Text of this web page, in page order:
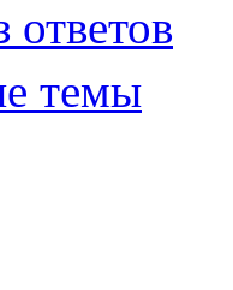
темы